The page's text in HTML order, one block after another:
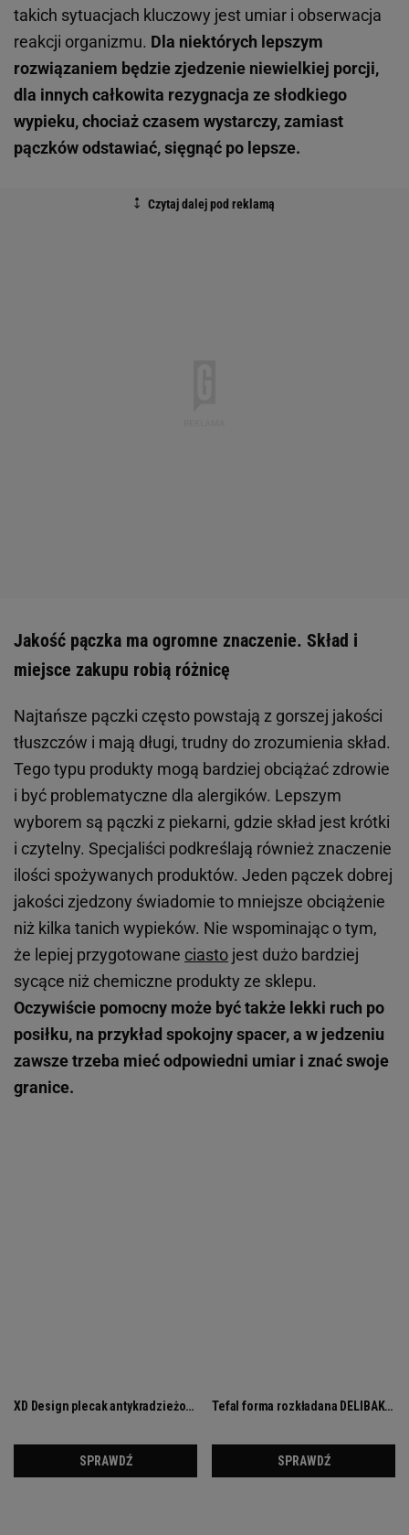
takich sytuacjach kluczowy jest umiar i obserwacja
reakcji organizmu. Dla niektórych lepszym
rozwiązaniem będzie zjedzenie niewielkiej porcji,
dla innych całkowita rezygnacja ze słodkiego
wypieku, chociaż czasem wystarczy, zamiast
pączków odstawiać, sięgnąć po lepsze.
Jakość pączka ma ogromne znaczenie. Skład i
miejsce zakupu robią różnicę
Najtańsze pączki często powstają z gorszej jakości
tłuszczów i mają długi, trudny do zrozumienia skład.
Tego typu produkty mogą bardziej obciążać zdrowie
i być problematyczne dla alergików. Lepszym
wyborem są pączki z piekarni, gdzie skład jest krótki
i czytelny. Specjaliści podkreślają również znaczenie
ilości spożywanych produktów. Jeden pączek dobrej
jakości zjedzony świadomie to mniejsze obciążenie
niż kilka tanich wypieków. Nie wspominając o tym,
że lepiej przygotowane ciasto jest dużo bardziej
sycące niż chemiczne produkty ze sklepu.
Oczywiście pomocny może być także lekki ruch po
posiłku, na przykład spokojny spacer, a w jedzeniu
zawsze trzeba mieć odpowiedni umiar i znać swoje
granice.